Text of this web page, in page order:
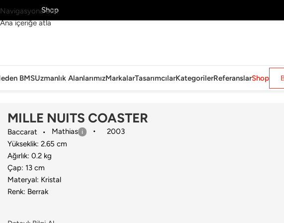
Navigasyona atla
Ana içeriğe atla
KeşfetShop
BMSUzmanlık AlanlarımızMarkalarTasarımcılarKategorilerReferanslarShop
Ana Sayfa›Sofra Grubu›Servis & Sunum Ürünü›Baccarat›MILLE NUITS COASTER
MILLE NUITS COASTER
Baccarat Mathias
2003
Yükseklik: 2.65 cm
Ağırlık: 0.2 kg
Çap: 13 cm
Materyal: Kristal
Renk: Berrak